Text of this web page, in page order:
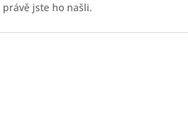
jste ho našli.